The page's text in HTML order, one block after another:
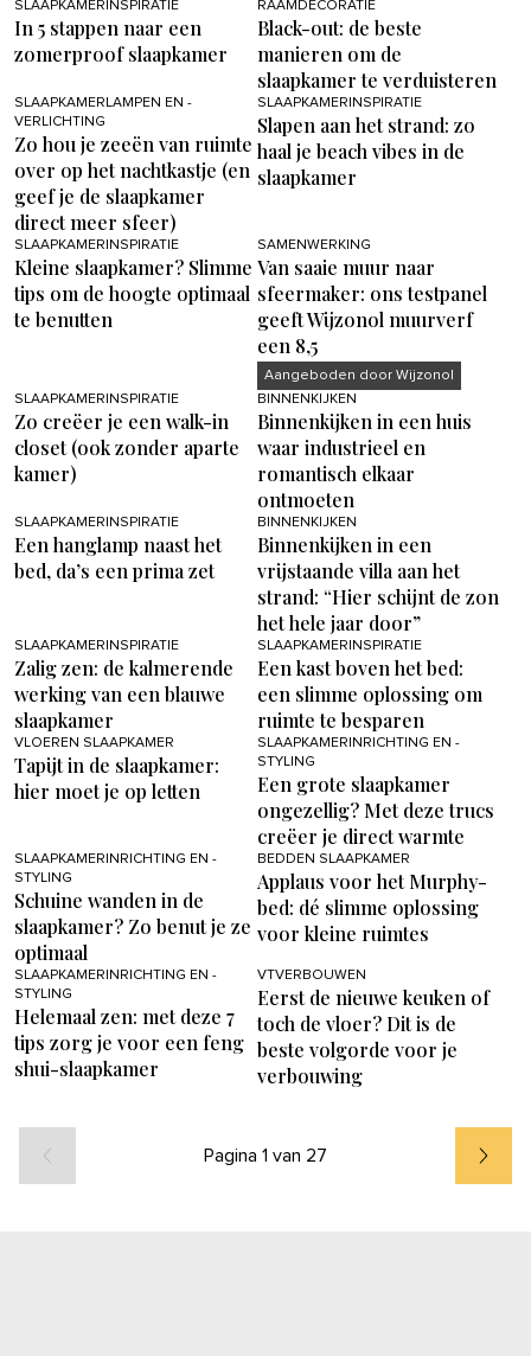
SLAAPKAMERINSPIRATIE
In 5 stappen naar een
zomerproof slaapkamer
RAAMDECORATIE
Black-out: de beste
manieren om de
slaapkamer te verduisteren
SLAAPKAMERLAMPEN EN -
VERLICHTING
Zo hou je zeeën van ruimte
over op het nachtkastje (en
geef je de slaapkamer
direct meer sfeer)
SLAAPKAMERINSPIRATIE
Slapen aan het strand: zo
haal je beach vibes in de
slaapkamer
SLAAPKAMERINSPIRATIE
Kleine slaapkamer? Slimme
tips om de hoogte optimaal
te benutten
SAMENWERKING
Van saaie muur naar
sfeermaker: ons testpanel
geeft Wijzonol muurverf
een 8,5
Aangeboden door Wijzonol
SLAAPKAMERINSPIRATIE
Zo creëer je een walk-in
closet (ook zonder aparte
kamer)
BINNENKIJKEN
Binnenkijken in een huis
waar industrieel en
romantisch elkaar
ontmoeten
SLAAPKAMERINSPIRATIE
Een hanglamp naast het
bed, da’s een prima zet
BINNENKIJKEN
Binnenkijken in een
vrijstaande villa aan het
strand: “Hier schijnt de zon
het hele jaar door”
SLAAPKAMERINSPIRATIE
Zalig zen: de kalmerende
werking van een blauwe
slaapkamer
SLAAPKAMERINSPIRATIE
Een kast boven het bed:
een slimme oplossing om
ruimte te besparen
VLOEREN SLAAPKAMER
Tapijt in de slaapkamer:
hier moet je op letten
SLAAPKAMERINRICHTING EN -
STYLING
Een grote slaapkamer
ongezellig? Met deze trucs
creëer je direct warmte
SLAAPKAMERINRICHTING EN -
STYLING
Schuine wanden in de
slaapkamer? Zo benut je ze
optimaal
BEDDEN SLAAPKAMER
Applaus voor het Murphy-
bed: dé slimme oplossing
voor kleine ruimtes
SLAAPKAMERINRICHTING EN -
STYLING
Helemaal zen: met deze 7
tips zorg je voor een feng
shui-slaapkamer
VTVERBOUWEN
Eerst de nieuwe keuken of
toch de vloer? Dit is de
beste volgorde voor je
verbouwing
Pagina 1 van 27